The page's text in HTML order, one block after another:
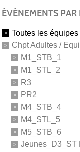
ÉVÉNEMENTS PAR
Toutes les équipes
Chpt Adultes /
M1_STB_1
M1_STL_2
R3
PR2
M4_STB_4
M4_STL_5
M5_STB_6
Jeunes_D3_ST